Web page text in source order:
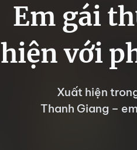
Em gái
hiện với
Xuất hiện
Thanh Giang –